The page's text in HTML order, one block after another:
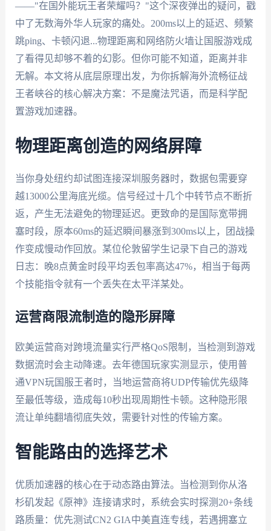
——"在国外能玩王者荣耀吗？"这个深夜弹出的疑问，戳
中了无数海外华人玩家的痛处。200ms以上的延迟、频繁
跳ping、卡顿闪退...物理距离和网络防火墙让国服游戏成
了看得见却够不着的幻影。但你可能不知道，距离并非
无解。本文将从底层原理出发，为你拆解海外流畅征战
王者峡谷的核心解决方案：不是魔法咒语，而是科学配
置游戏加速器。
物理距离创造的网络屏障
当你身处纽约却试图连接深圳服务器时，数据包需要穿
越13000公里海底光缆。信号经过十几个中转节点不断折
返，产生无法避免的物理延迟。更致命的是国际宽带拥
塞时段，原本60ms的延迟瞬间暴涨到300ms以上，团战操
作变成慢动作回放。某位伦敦留学生记录下自己的游戏
日志：晚8点黄金时段平均丢包率高达47%，相当于每两
个技能指令就有一个丢失在太平洋某处。
运营商限流制造的隐形屏障
欧美运营商对跨境流量实行严格QoS限制，当检测到游戏
数据流时会主动降速。去年德国玩家实测显示，使用普
通VPN玩国服王者时，当地运营商将UDP传输优先级降
至最低等级，造成每10秒出现周期性卡顿。这种隐形限
流让单纯翻墙彻底失效，需要针对性的传输方案。
智能路由的选择艺术
优质加速器的核心在于动态路由算法。当检测到你从洛
杉矶发起《原神》连接请求时，系统会实时探测20+条线
路质量：优先测试CN2 GIA中美直连专线，若遇拥塞立